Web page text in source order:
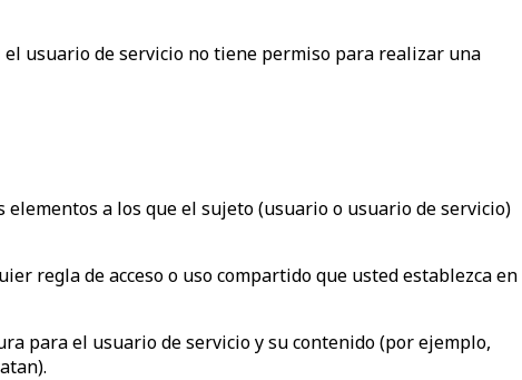
usuario de servicio no tiene permiso para realizar una
a los que el sujeto (usuario o usuario de servicio)
regla de acceso o uso compartido que usted establezca en
para el usuario de servicio y su contenido (por ejemplo,